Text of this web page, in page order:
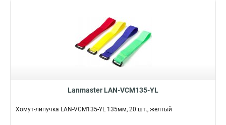
Lanmaster LAN-VCM135-YL
Хомут-липучка LAN-VCM135-YL 135мм, 20 шт., желтый